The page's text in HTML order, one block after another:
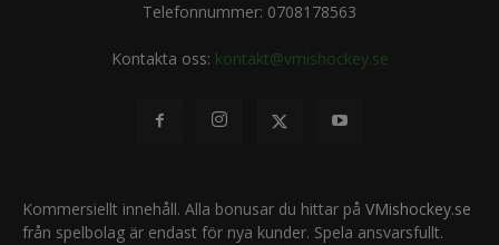
Telefonnummer: 0708178563
Kontakta oss: kontakt@vmishockey.se
Kommersiellt innehåll. Alla bonusar du hittar på VMishockey.se
från spelbolag är endast för nya kunder. Spela ansvarsfullt.